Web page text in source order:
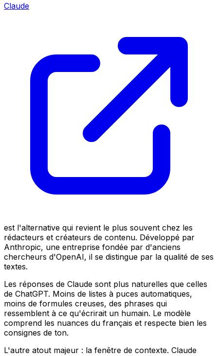
Claude
est l'alternative qui revient le plus souvent chez les
rédacteurs et créateurs de contenu. Développé par
Anthropic, une entreprise fondée par d'anciens
chercheurs d'OpenAI, il se distingue par la qualité de ses
textes.
Les réponses de Claude sont plus naturelles que celles
de ChatGPT. Moins de listes à puces automatiques,
moins de formules creuses, des phrases qui
ressemblent à ce qu'écrirait un humain. Le modèle
comprend les nuances du français et respecte bien les
consignes de ton.
L'autre atout majeur : la fenêtre de contexte. Claude